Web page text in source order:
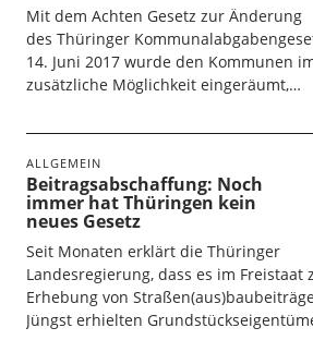
Mit dem Achten Gesetz zur Änderung
des Thüringer
14. Juni 2017 wurde den Kommunen
zusätzliche Möglichkeit eingeräumt,…
ALLGEMEIN
Beitragsabschaffung: Noch
immer hat Thüringen kein
neues Gesetz
Seit Monaten erklärt die Thüringer
Landesregierung, dass es im Freistaat
Erhebung von
Jüngst erhielten